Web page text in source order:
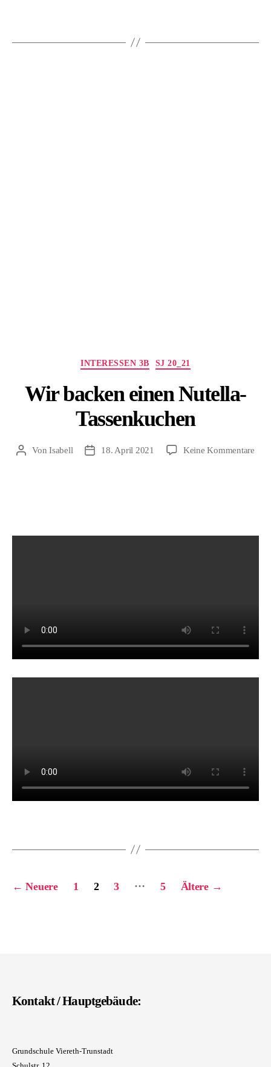
Kategorien
INTERESSEN 3B SJ 20_21
Wir backen einen Nutella-
Tassenkuchen
Beitragsautor
VonIsabell Beitragsdatum
18. April 2021 Keine Kommentarezu
Seitennummerierung
← Neuere 1 2 3 … 5 Ältere →
Kontakt / Hauptgebäude:
Grundschule Viereth-Trunstadt